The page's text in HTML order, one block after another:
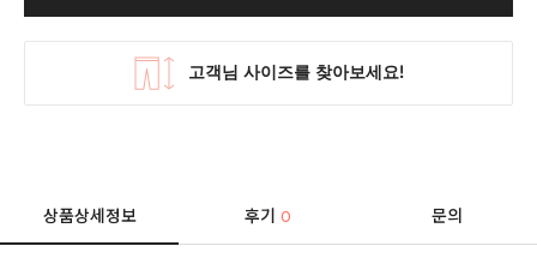
상품상세정보 후기0 문의